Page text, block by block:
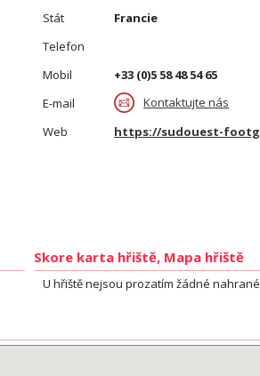
Stát
Francie
Telefon
Mobil
+33 (0)5 58 48 54 65
E-mail
Kontaktujte nás
Web
https://sudouest-
Skore karta hřiště, Mapa hřiště
U hřiště nejsou prozatím žádné